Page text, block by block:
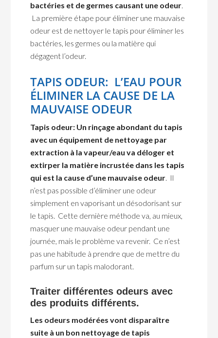
bactéries et de germes causant une odeur.
La première étape pour éliminer une mauvaise
odeur est de nettoyer le tapis pour éliminer les
bactéries, les germes ou la matière qui
dégagent l’odeur.
TAPIS ODEUR: L’EAU POUR
ÉLIMINER LA CAUSE DE LA
MAUVAISE ODEUR
Tapis odeur: Un rinçage abondant du tapis
avec un équipement de nettoyage par
extraction à la vapeur/eau va déloger et
extirper la matière incrustée dans les tapis
qui est la cause d’une mauvaise odeur. Il
n’est pas possible d’éliminer une odeur
simplement en vaporisant un désodorisant sur
le tapis. Cette dernière méthode va, au mieux,
masquer une mauvaise odeur pendant une
journée, mais le problème va revenir. Ce n’est
pas une habitude à prendre que de mettre du
parfum sur un tapis malodorant.
Traiter différentes odeurs avec
des produits différents.
Les odeurs modérées vont disparaître
suite à un bon nettoyage de tapis